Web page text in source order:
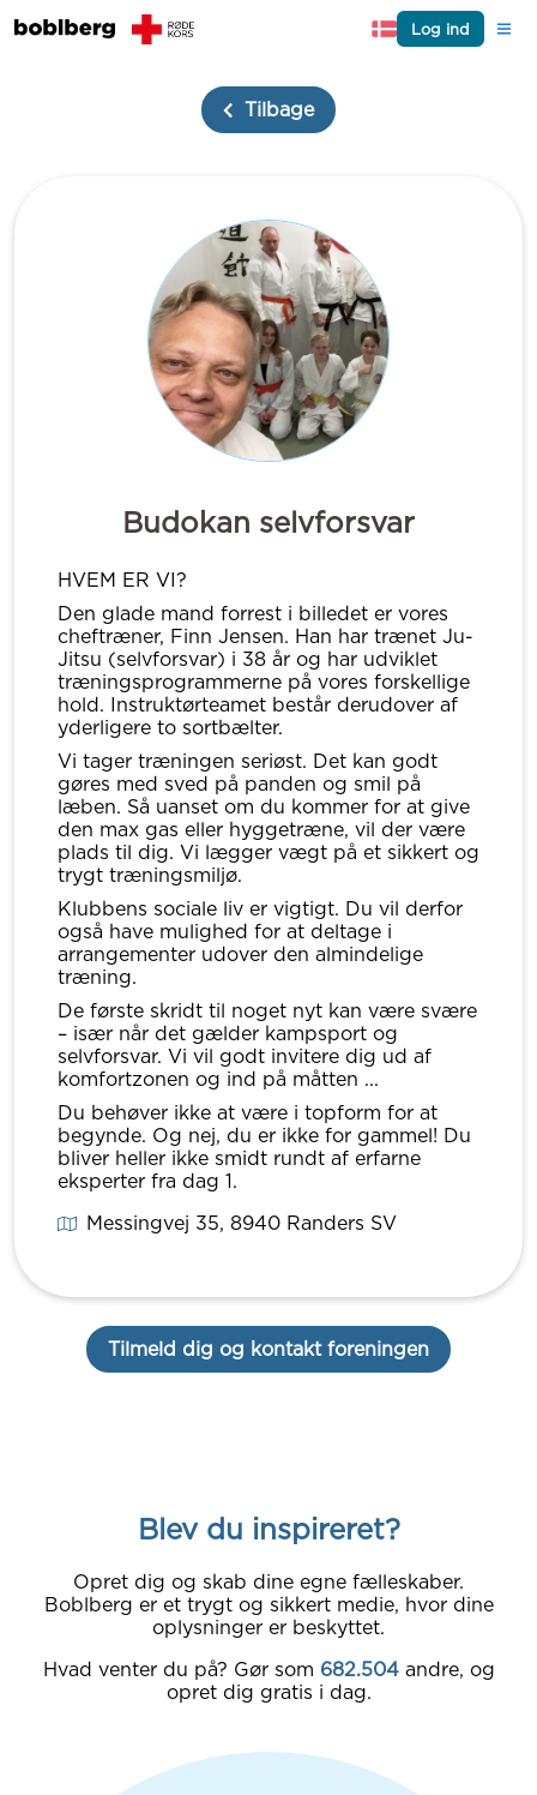
Log ind
Tilbage
Budokan selvforsvar
HVEM ER VI?
Den glade mand forrest i billedet er vores
cheftræner, Finn Jensen. Han har trænet Ju-
Jitsu (selvforsvar) i 38 år og har udviklet
træningsprogrammerne på vores forskellige
hold. Instruktørteamet består derudover af
yderligere to sortbælter.
Vi tager træningen seriøst. Det kan godt
gøres med sved på panden og smil på
læben. Så uanset om du kommer for at give
den max gas eller hyggetræne, vil der være
plads til dig. Vi lægger vægt på et sikkert og
trygt træningsmiljø.
Klubbens sociale liv er vigtigt. Du vil derfor
også have mulighed for at deltage i
arrangementer udover den almindelige
træning.
De første skridt til noget nyt kan være svære
– især når det gælder kampsport og
selvforsvar. Vi vil godt invitere dig ud af
komfortzonen og ind på måtten ...
Du behøver ikke at være i topform for at
begynde. Og nej, du er ikke for gammel! Du
bliver heller ikke smidt rundt af erfarne
eksperter fra dag 1.
Messingvej 35, 8940Randers SV
Tilmeld dig og kontakt foreningen
Blev du inspireret?
Opret dig og skab dine egne fælleskaber.
Boblberg er et trygt og sikkert medie, hvor dine
oplysninger er beskyttet.
Hvad venter du på? Gør som 682.504 andre, og
opret dig gratis i dag.